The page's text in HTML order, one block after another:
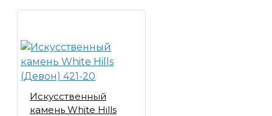
Искусственный
камень White Hills